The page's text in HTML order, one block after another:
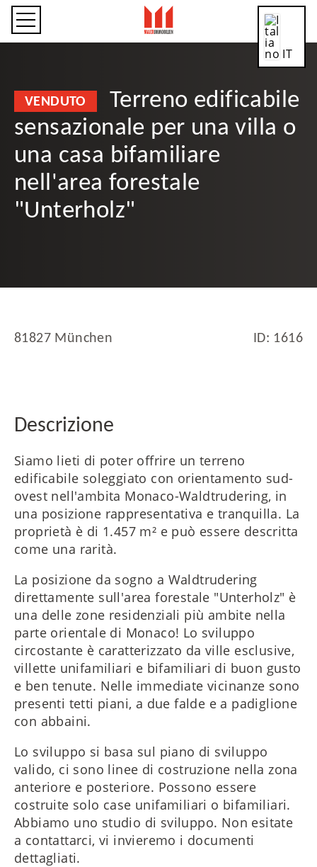
IT
CN
VENDUTO
Terreno edificabile
sensazionale per una villa o
una casa bifamiliare
nell'area forestale
"Unterholz"
81827 München ID: 1616
Descrizione
Siamo lieti di poter offrire un terreno
edificabile soleggiato con orientamento sud-
ovest nell'ambita Monaco-Waldtrudering, in
una posizione rappresentativa e tranquilla. La
proprietà è di 1.457 m² e può essere descritta
come una rarità.
La posizione da sogno a Waldtrudering
direttamente sull'area forestale "Unterholz" è
una delle zone residenziali più ambite nella
parte orientale di Monaco! Lo sviluppo
circostante è caratterizzato da ville esclusive,
villette unifamiliari e bifamiliari di buon gusto
e ben tenute. Nelle immediate vicinanze sono
presenti tetti piani, a due falde e a padiglione
con abbaini.
Lo sviluppo si basa sul piano di sviluppo
valido, ci sono linee di costruzione nella zona
anteriore e posteriore. Possono essere
costruite solo case unifamiliari o bifamiliari.
Abbiamo uno studio di sviluppo. Non esitate
a contattarci, vi invieremo i documenti
dettagliati.